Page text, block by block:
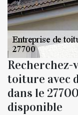
toiture avec
dans le
disponible